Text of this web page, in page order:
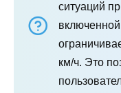
ситуаций
км/ч. Это